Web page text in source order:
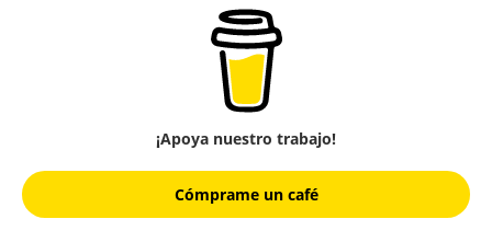
¡Apoya nuestro trabajo!
Cómprame un café